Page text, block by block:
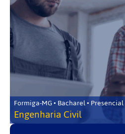
Formiga-MG • Bacharel • Presencial
Engenharia Civil